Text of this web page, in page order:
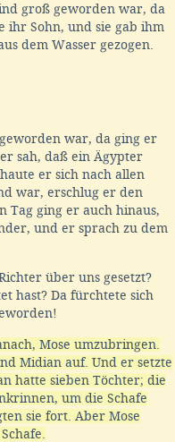
groß geworden war, da
ihr Sohn, und sie gab ihm
dem Wasser gezogen.
war, da ging er
sah, daß ein Ägypter
er sich nach allen
war, erschlug er den
Tag ging er auch hinaus,
und er sprach zu dem
über uns gesetzt?
hast? Da fürchtete sich
Mose umzubringen.
Midian auf. Und er setzte
hatte sieben Töchter; die
um die Schafe
sie fort. Aber Mose